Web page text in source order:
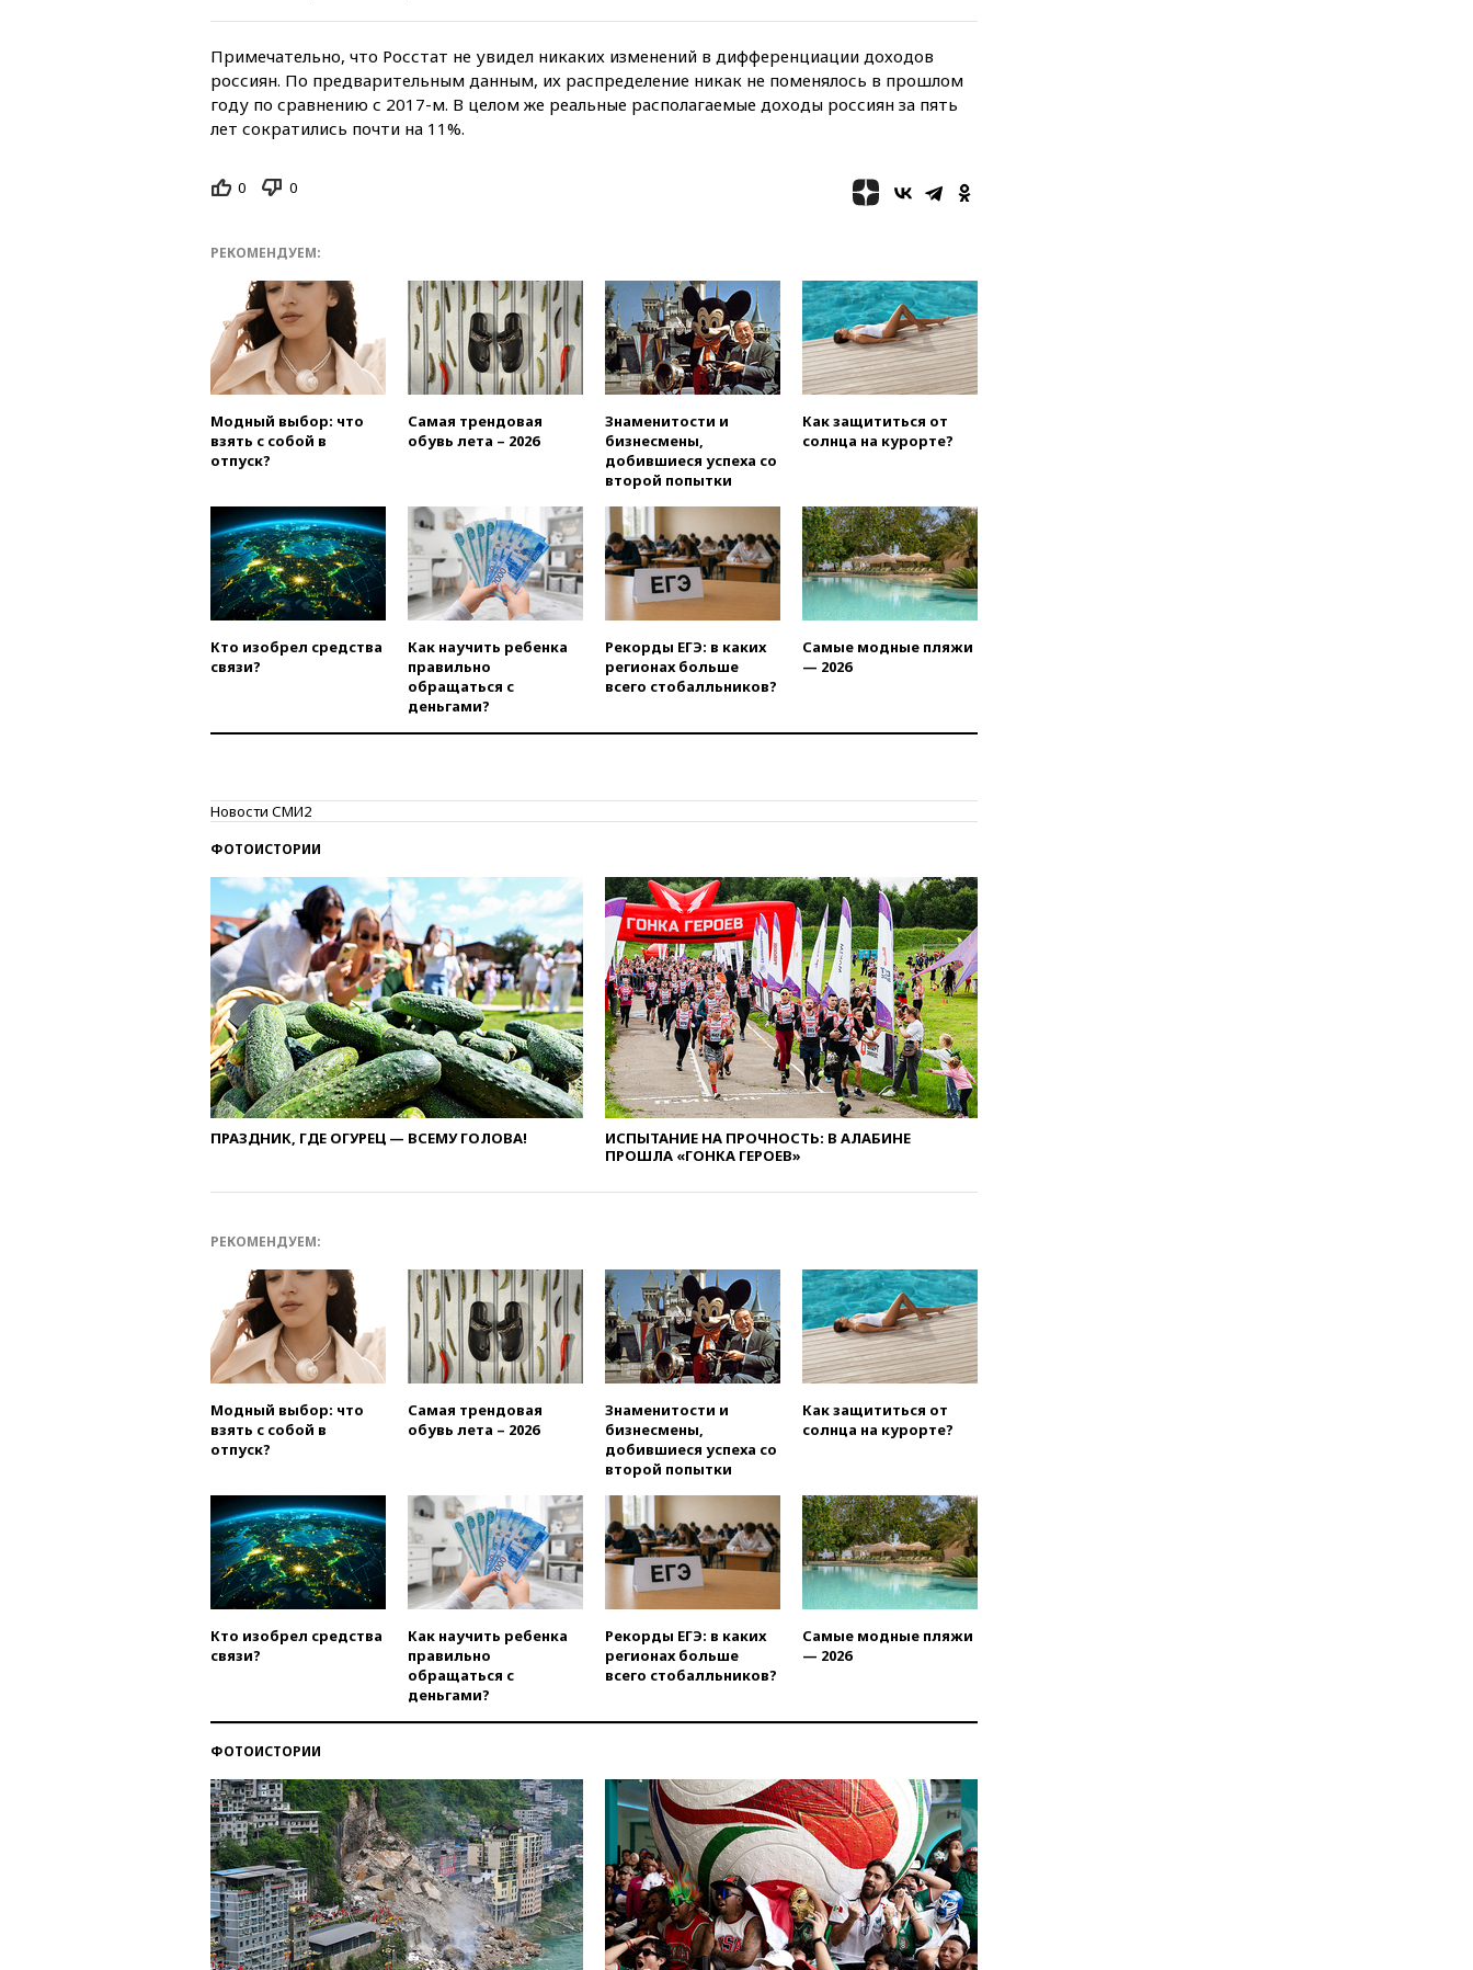
и Геленджик
вчера, 21:25 Руслан Терновой
выиграл золото чемпионата
Европы в прыжках с 10-
метровой вышки
концессии строительства ж/д
онлайн-продаже алкоголя
вчера, 20:45Матвиенко:
россиянам могут
рекомендовать не посещать
Армению
сбила еще 281 украинский
беспилотник над Россией
олимпиады для поступления в
вузы
вчера, 20:15Минтранс
предложил оплачивать
защиту дорог от БПЛА из
вчера, 20:00Зеленский 8
августа посетит Сербию с
вчера, 19:58В Госдуму будет
вчера, 19:35WP: Трамп
призвал доноров-
республиканцев поддержать
Вэнса на выборах 2028 года
вчера, 19:20
Число ломбардов
в РФ превысило максимум
2022 года
вчера, 19:15Жуковский и
аэропорт Геленджика
возобновили работу
порядок присвоения воинских
званий добровольцам
вчера, 18:35В Жуковском и
аэропорту Геленджика
введены ограничения
вчера, 18:21Зюганов
присоединился к критике
«Яблока»
вчера, 18:15 Четыре человека
пострадали при атаках ВСУ на
Белгородскую область
вчера, 18:00Совет мира
выбрал подрядчика для
строительства военной базы в
Газе
вчера, 17:50 Миронов призвал
снять «Яблоко» с выборов в
Госдуму
вчера, 17:45Правительство
получит «золотую акцию» в
Шереметьево
автобусу в Запорожской
области
вчера, 17:25В аэропортах
Сочи и Геленджика сняты
ограничения
вчера, 17:17Власти РФ
помогут пострадавшему от
атак на склады Wildberries
Примечательно, что Росстат не увидел никаких изменений в дифференциации доходов
россиян. По предварительным данным, их распределение никак не поменялось в прошлом
году по сравнению с 2017-м. В целом же реальные располагаемые доходы россиян за пять
лет сократились почти на 11%.
0 0
РЕКОМЕНДУЕМ:
Модный выбор: что
взять с собой в
отпуск?
Самая трендовая
обувь лета – 2026
Знаменитости и
бизнесмены,
добившиеся успеха со
второй попытки
Как защититься от
солнца на курорте?
Кто изобрел средства
связи?
Как научить ребенка
правильно
обращаться с
деньгами?
Рекорды ЕГЭ: в каких
регионах больше
всего стобалльников?
Самые модные пляжи
— 2026
Новости СМИ2
ФОТОИСТОРИИ
ПРАЗДНИК, ГДЕ ОГУРЕЦ — ВСЕМУ ГОЛОВА!
ИСПЫТАНИЕ НА ПРОЧНОСТЬ: В АЛАБИНЕ
ПРОШЛА «ГОНКА ГЕРОЕВ»
РЕКОМЕНДУЕМ:
Модный выбор: что
взять с собой в
отпуск?
Самая трендовая
обувь лета – 2026
Знаменитости и
бизнесмены,
добившиеся успеха со
второй попытки
Как защититься от
солнца на курорте?
Кто изобрел средства
связи?
Как научить ребенка
правильно
обращаться с
деньгами?
Рекорды ЕГЭ: в каких
регионах больше
всего стобалльников?
Самые модные пляжи
— 2026
ФОТОИСТОРИИ